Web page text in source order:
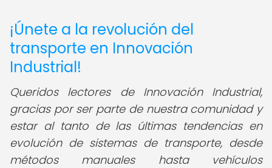
¡Únete a la revolución del
transporte en Innovación
Industrial!
Queridos lectores de Innovación Industrial,
gracias por ser parte de nuestra comunidad y
estar al tanto de las últimas tendencias en
evolución de sistemas de transporte, desde
métodos manuales hasta vehículos